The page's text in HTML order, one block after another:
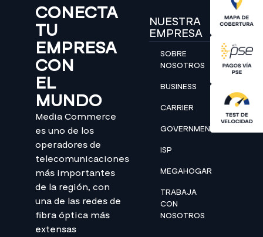
CONECTA
TU
EMPRESA
CON
EL
MUNDO
Media Commerce
es uno de los
operadores de
telecomunicaciones
más importantes
de la región, con
una de las redes de
fibra óptica más
extensas
NUESTRA
EMPRESA
SOBRE
NOSOTROS
BUSINESS
CARRIER
GOVERNMENT
ISP
MEGAHOGAR
TRABAJA
CON
NOSOTROS